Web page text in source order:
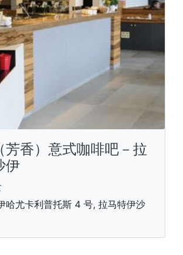
芳香）意式咖啡吧－拉
伊
哈尤卡利普托斯 4 号, 拉马特伊沙